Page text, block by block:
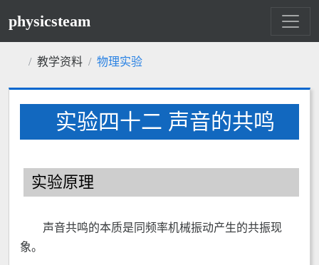
physicsteam
教学资料 物理实验
实验四十二 声音的共鸣
实验原理
声音共鸣的本质是同频率机械振动产生的共振现
象。